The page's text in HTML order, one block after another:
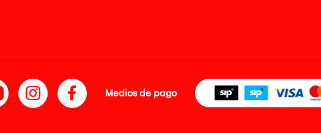
Medios de pago